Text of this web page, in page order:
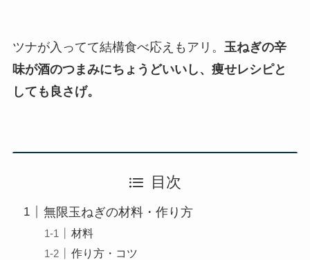
ツナが入ってて結構食べ応えもアリ。 玉ねぎの辛
味が酒のつまみにちょうどいいし、痩せレシピと
しても良さげ。
目次
無限玉ねぎの材料・作り方
材料
作り方・コツ